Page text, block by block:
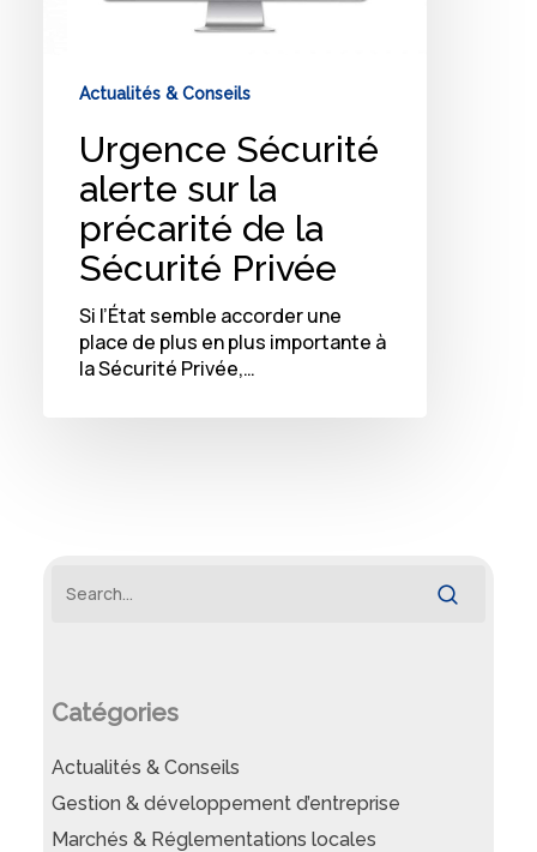
Actualités & Conseils
Urgence Sécurité
alerte sur la
précarité de la
Sécurité Privée
Si l’État semble accorder une
place de plus en plus importante à
la Sécurité Privée,…
Catégories
Actualités & Conseils
Gestion & développement d’entreprise
Marchés & Réglementations locales